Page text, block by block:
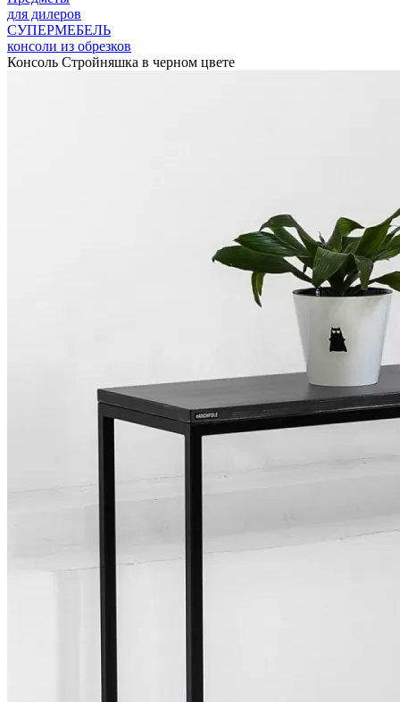
для дилеров
СУПЕРМЕБЕЛЬ
консоли из обрезков
Консоль Стройняшка в черном цвете